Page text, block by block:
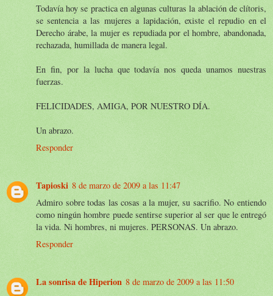
Todavía hoy se practica en algunas culturas la ablación de clítoris,
se sentencia a las mujeres a lapidación, existe el repudio en el
Derecho árabe, la mujer es repudiada por el hombre, abandonada,
rechazada, humillada de manera legal.
En fin, por la lucha que todavía nos queda unamos nuestras
fuerzas.
FELICIDADES, AMIGA, POR NUESTRO DÍA.
Un abrazo.
Responder
Tapioski 8 de marzo de 2009 a las 11:47
Admiro sobre todas las cosas a la mujer, su sacrifio. No entiendo
como ningún hombre puede sentirse superior al ser que le entregó
la vida. Ni hombres, ni mujeres. PERSONAS. Un abrazo.
Responder
La sonrisa de Hiperion 8 de marzo de 2009 a las 11:50